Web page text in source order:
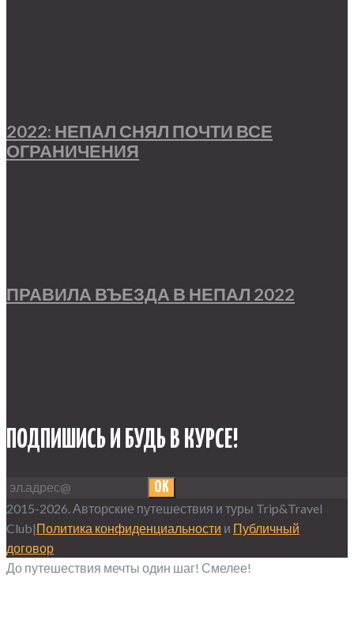
2022: НЕПАЛ СНЯЛ ПОЧТИ ВСЕ
ОГРАНИЧЕНИЯ
ПРАВИЛА ВЪЕЗДА В НЕПАЛ 2022
ПОДПИШИСЬ И БУДЬ В КУРСЕ!
OK
2015-2026. Авторские путешествия и туры Trip&Travel
Club|Политика конфиденциальности и Публичный
договор
До путешествия мечты один шаг! Смелее!